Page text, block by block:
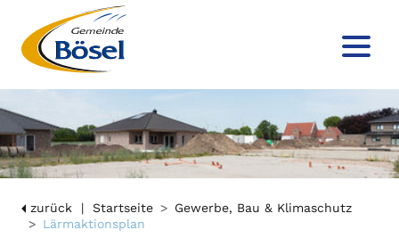
zurück Startseite
Gewerbe, Bau & Klimaschutz
Lärmaktionsplan